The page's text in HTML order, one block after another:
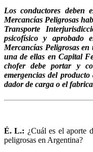
Los conductores deben
Mercancías Peligrosas
Transporte
psicofísico y aprobado
Mercancías Peligrosas
una de ellas en Capital
chofer debe portar y
emergencias del
dador de carga o el
É. L.: ¿Cuál es el aporte
peligrosas en Argentina?